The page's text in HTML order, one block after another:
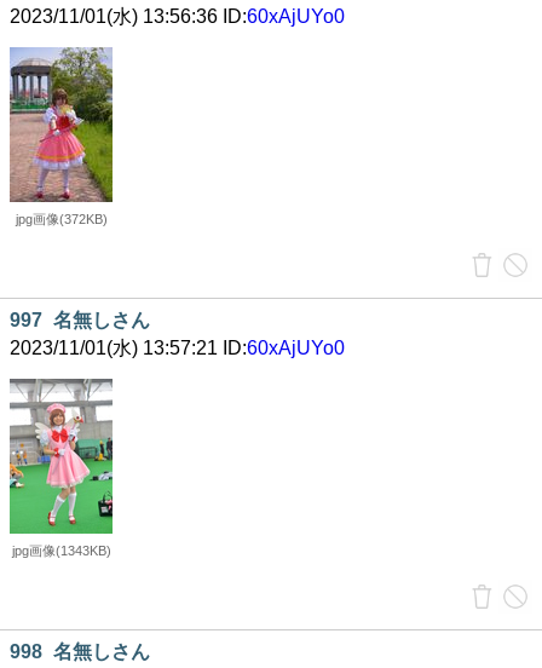
2023/11/01(水) 13:56:36 ID:60xAjUYo0
jpg画像(372KB)
997 名無しさん
2023/11/01(水) 13:57:21 ID:60xAjUYo0
jpg画像(1343KB)
998 名無しさん